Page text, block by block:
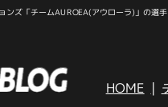
ズ「チームAUROEA(アウローラ)」の選
HOME